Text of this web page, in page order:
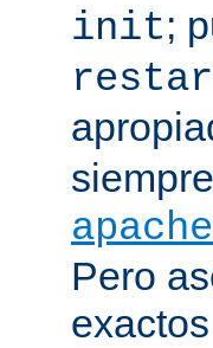
init;
Pero